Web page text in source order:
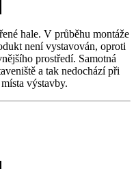
hale. V průběhu montáže
není vystavován, oproti
prostředí. Samotná
a tak nedochází při
výstavby.